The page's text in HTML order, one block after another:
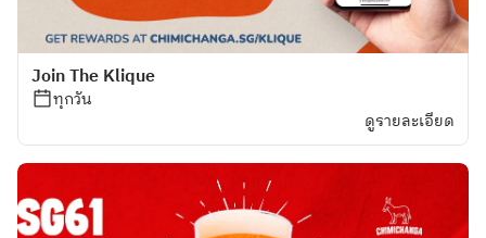
Join The Klique
ทุกวัน
ดูรายละเอียด